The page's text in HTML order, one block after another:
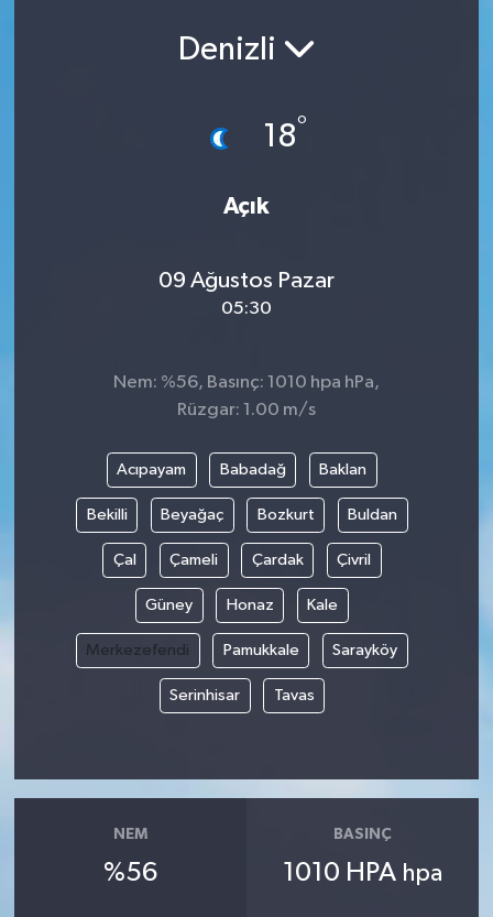
Denizli
18°
Açık
09 Ağustos Pazar
05:30
Nem: %56, Basınç: 1010 hpa hPa,
Rüzgar: 1.00 m/s
Acıpayam Babadağ Baklan
Bekilli Beyağaç Bozkurt Buldan
Çal Çameli Çardak Çivril
Güney Honaz Kale
Merkezefendi Pamukkale Sarayköy
Serinhisar Tavas
NEM
%56
BASINÇ
1010 HPA hpa
İlçe Haberleri
Kültür & Sanat
Magazin
Resmi İlanlar
Sağlık
Sokak Hayvanlarını Sahiplendirme
Sonsöz Özel